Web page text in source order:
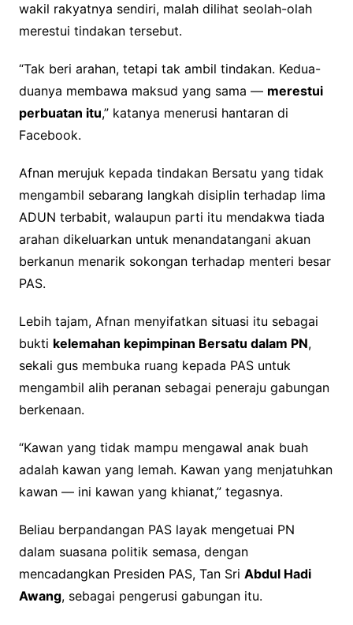
wakil rakyatnya sendiri, malah dilihat seolah-olah
merestui tindakan tersebut.
“Tak beri arahan, tetapi tak ambil tindakan. Kedua-
duanya membawa maksud yang sama — merestui
perbuatan itu,” katanya menerusi hantaran di
Facebook.
Afnan merujuk kepada tindakan Bersatu yang tidak
mengambil sebarang langkah disiplin terhadap lima
ADUN terbabit, walaupun parti itu mendakwa tiada
arahan dikeluarkan untuk menandatangani akuan
berkanun menarik sokongan terhadap menteri besar
PAS.
Lebih tajam, Afnan menyifatkan situasi itu sebagai
bukti kelemahan kepimpinan Bersatu dalam PN,
sekali gus membuka ruang kepada PAS untuk
mengambil alih peranan sebagai peneraju gabungan
berkenaan.
“Kawan yang tidak mampu mengawal anak buah
adalah kawan yang lemah. Kawan yang menjatuhkan
kawan — ini kawan yang khianat,” tegasnya.
Beliau berpandangan PAS layak mengetuai PN
dalam suasana politik semasa, dengan
mencadangkan Presiden PAS, Tan Sri Abdul Hadi
Awang, sebagai pengerusi gabungan itu.